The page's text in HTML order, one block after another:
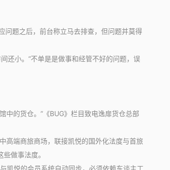
题之后，前台称立马去排查，但问题并莫得
还小。“不单是是做事和经管不好的问题，误
的货仓。”《BUG》栏目致电逸扉货仓总部
端商旅商场，联接凯悦的国外化法度与首旅
做事法度。
悦的会员系统自动同步，必须依赖东谈主工